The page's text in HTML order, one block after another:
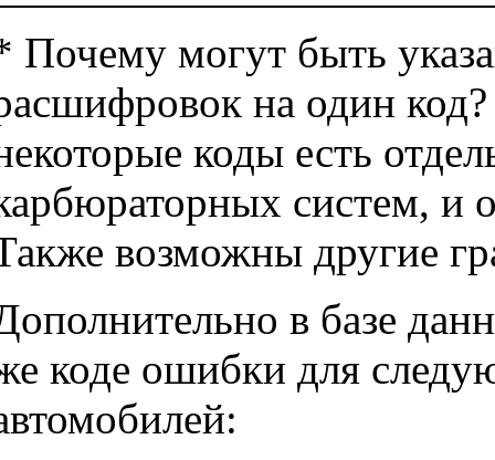
Почему могут быть
на один
коды есть
систем, и
возможны другие
в базе
коде ошибки для